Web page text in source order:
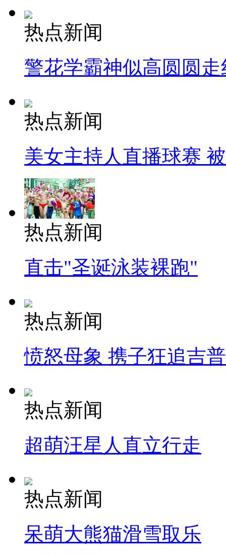
热点新闻
警花学霸神似高圆圆走
热点新闻
美女主持人直播球赛
热点新闻
直击"圣诞泳装裸跑"
热点新闻
愤怒母象 携子狂追吉
热点新闻
超萌汪星人直立行走
热点新闻
呆萌大熊猫滑雪取乐